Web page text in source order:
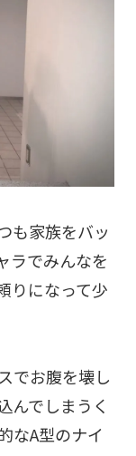
も家族をバッ
ラでみんなを
りになって少
でお腹を壊し
んでしまうく
なA型のナイ